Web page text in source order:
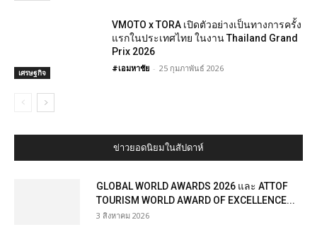
เศรษฐกิจ
VMOTO x TORA เปิดตัวอย่างเป็นทางการครั้ง
แรกในประเทศไทย ในงาน Thailand Grand
Prix 2026
#เอมหาชัย - 25 กุมภาพันธ์ 2026
ข่าวยอดนิยมในสัปดาห์
GLOBAL WORLD AWARDS 2026 และ ATTOF
TOURISM WORLD AWARD OF EXCELLENCE...
3 สิงหาคม 2026